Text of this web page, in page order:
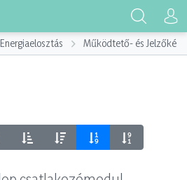
Működtető- és